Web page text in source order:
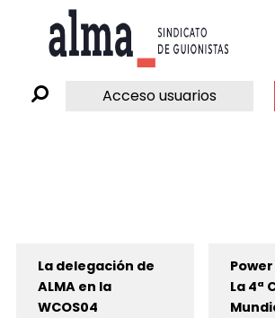
Acceso usuarios
La delegación de
ALMA en la
WCOS04
La 4ª